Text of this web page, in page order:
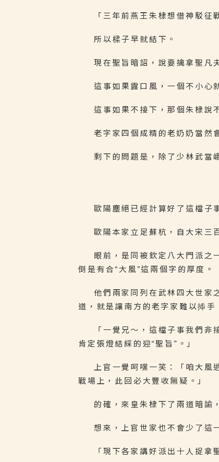
「三年前燕王朱棣想借神駁
所以樑子早就結下。
現在聖旨暗詔，說要擒拿聖凡
這事如果露口風，一個不小心
這事如果不接下，那個朱棣說
老字家四個成精的老奶奶當然
剩下的問題是，除了少林武當
歐陽塵絕已經計算好了這檔子
歐陽本家立足蘇杭，自大宋三
眼前，是同被欽定八大門派之
倒是有合“大風”這兩個字的厚度。
他們兩家同列在武林四大世家
道，就是讓南方的老字家難以揷手
「一覺兄～，這檔子事我們
肯定張燈結綵的迎“聖旨”。」
上官一覺呵嘿一笑：「咱大
戰場上，此回必大豐收無疑。」
的確，來皇朱棣下了兩道暗諭
想來，上官世家也不會少了這
「現下各家講好派出十人捉